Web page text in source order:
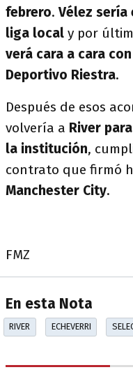
febrero.Vélez
liga local y por
verá cara a cara
Deportivo Riestra.
Después de esos
volvería a River
la institución,
contrato que firmó
Manchester City.
FMZ
En esta Nota
RIVER ECHEVERRI